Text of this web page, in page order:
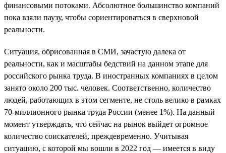
финансовыми потоками. Абсолютное большинство компаний
пока взяли паузу, чтобы сориентироваться в сверхновой
реальности.
Ситуация, обрисованная в СМИ, зачастую далека от
реальности, как и масштабы бедствий на данном этапе для
российского рынка труда. В иностранных компаниях в целом
занято около 200 тыс. человек. Соответственно, количество
людей, работающих в этом сегменте, не столь велико в рамках
70-миллионного рынка труда России (менее 1%). На данный
момент утверждать, что сейчас на рынок выйдет огромное
количество соискателей, преждевременно. Учитывая
ситуацию, с которой мы вошли в 2022 год — имеется в виду